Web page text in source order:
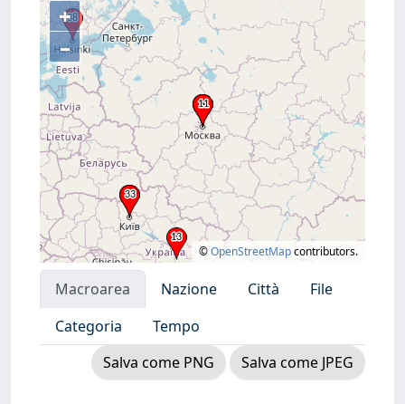
+
–
©OpenStreetMapcontributors.
Macroarea Nazione Città
File
Categoria
Tempo
Salva come PNG
Salva come JPEG